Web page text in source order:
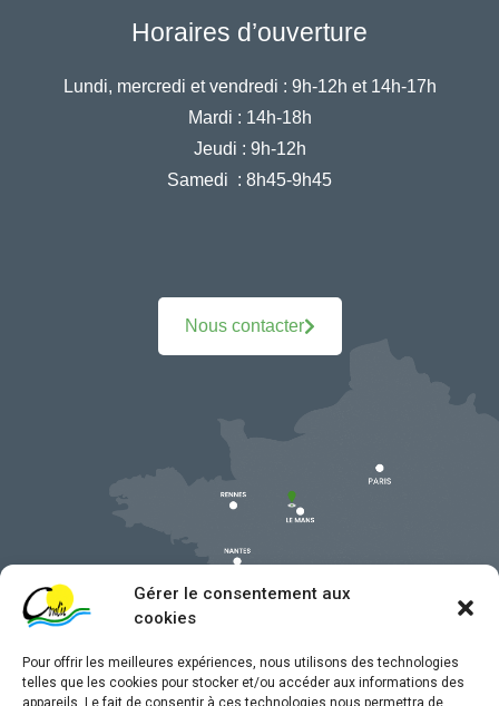
Gérer le consentement aux
cookies
Pour offrir les meilleures expériences, nous utilisons des technologies
telles que les cookies pour stocker et/ou accéder aux informations des
appareils. Le fait de consentir à ces technologies nous permettra de
Horaires d’ouverture
Lundi, mercredi et vendredi : 9h-12h et 14h-17h
Mardi : 14h-18h
Jeudi : 9h-12h
Samedi : 8h45-9h45
Nous contacter